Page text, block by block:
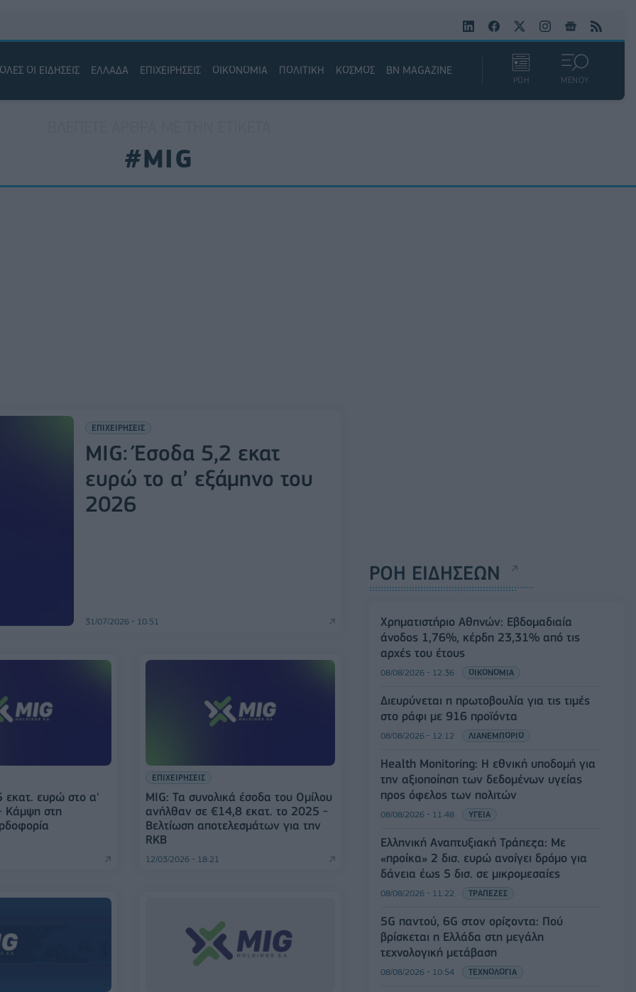
ΟΛΕΣ ΟΙ ΕΙΔΗΣΕΙΣ ΕΛΛΑΔΑ ΕΠΙΧΕΙΡΗΣΕΙΣ ΟΙΚΟΝΟΜΙΑ ΠΟΛΙΤΙΚΗ ΚΟΣΜΟΣ BN MAGAZINE
ΡΟΗ ΜΕΝΟΥ
#MIG
ΕΠΙΧΕΙΡΗΣΕΙΣ
MIG: Έσοδα 5,2 εκατ
ευρώ το α’ εξάμηνο του
2026
31/07/2026 - 10:51
εκατ. ευρώ στο α'
Κάμψη στη
ΕΠΙΧΕΙΡΗΣΕΙΣ
MIG: Τα συνολικά έσοδα του Ομίλου
ανήλθαν σε €14,8 εκατ. το 2025 -
Βελτίωση αποτελεσμάτων για την
RKB
12/03/2026 - 18:21
ΡΟΗ ΕΙΔΗΣΕΩΝ
Χρηματιστήριο Αθηνών: Εβδομαδιαία
άνοδος 1,76%, κέρδη 23,31% από τις
αρχές του έτους
08/08/2026 - 12:36 ΟΙΚΟΝΟΜΙΑ
Διευρύνεται η πρωτοβουλία για τις τιμές
στο ράφι με 916 προϊόντα
08/08/2026 - 12:12 ΛΙΑΝΕΜΠΟΡΙΟ
Health Monitoring: Η εθνική υποδομή για
την αξιοποίηση των δεδομένων υγείας
προς όφελος των πολιτών
08/08/2026 - 11:48 ΥΓΕΙΑ
Ελληνική Αναπτυξιακή Τράπεζα: Με
«προίκα» 2 δισ. ευρώ ανοίγει δρόμο για
δάνεια έως 5 δισ. σε μικρομεσαίες
08/08/2026 - 11:22 ΤΡΑΠΕΖΕΣ
5G παντού, 6G στον ορίζοντα: Πού
βρίσκεται η Ελλάδα στη μεγάλη
τεχνολογική μετάβαση
08/08/2026 - 10:54 ΤΕΧΝΟΛΟΓΙΑ